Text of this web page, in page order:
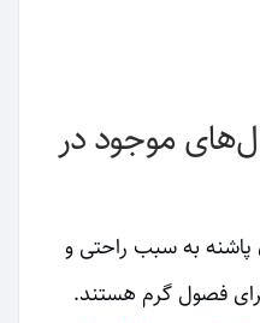
موجود در
به سبب راحتی و
فصول گرم هستند.